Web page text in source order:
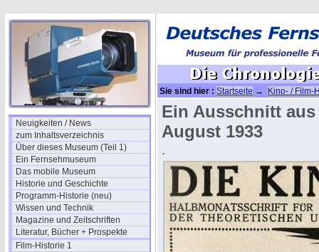
Neuigkeiten / News
zum Inhaltsverzeichnis
Über dieses Museum (Teil 1)
Ein Fernsehmuseum
Das mobile Museum
Historie und Geschichte
Programm-Historie (neu)
Wissen und Technik
Magazine und Zeitschriften
Literatur, Bücher + Prospekte
Film-Historie 1
Sie sind hier : Startseite → Kino- / Film-
Ein Ausschnitt
August 1933
.